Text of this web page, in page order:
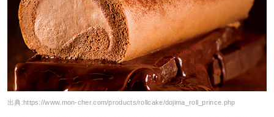
出典: https://www.mon-cher.com/products/rollcake/dojima_roll_prince.php